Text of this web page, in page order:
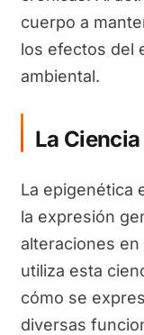
cuerpo a
los efectos del
ambiental.
La
La epigenética
la expresión
alteraciones en
utiliza esta
cómo se
diversas